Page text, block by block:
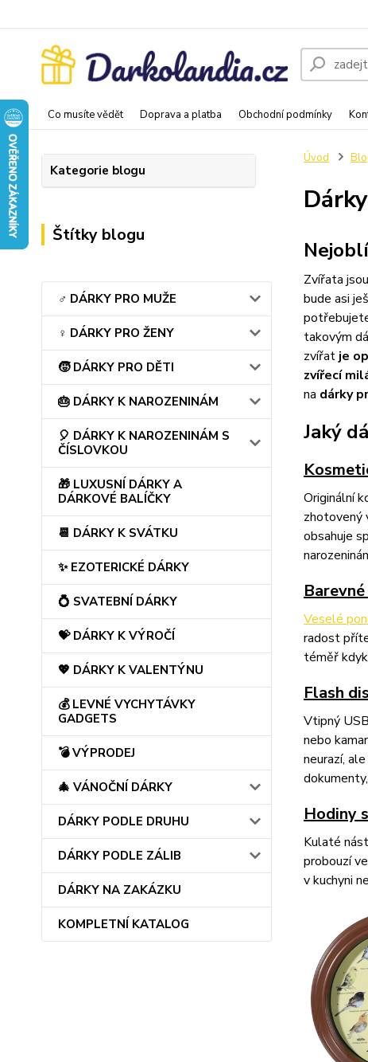
Co musíte vědět Doprava a platba Obchodní podmínky
Kategorie blogu
Štítky blogu
♂️ DÁRKY PRO MUŽE
♀️ DÁRKY PRO ŽENY
🧒 DÁRKY PRO DĚTI
🎂 DÁRKY K NAROZENINÁM
🎈 DÁRKY K NAROZENINÁM S
ČÍSLOVKOU
🎁 LUXUSNÍ DÁRKY A
DÁRKOVÉ BALÍČKY
📆 DÁRKY K SVÁTKU
✨ EZOTERICKÉ DÁRKY
💍 SVATEBNÍ DÁRKY
💝 DÁRKY K VÝROČÍ
💖 DÁRKY K VALENTÝNU
💰 LEVNÉ VYCHYTÁVKY
GADGETS
💣 VÝPRODEJ
🎄 VÁNOČNÍ DÁRKY
DÁRKY PODLE DRUHU
DÁRKY PODLE ZÁLIB
DÁRKY NA ZAKÁZKU
KOMPLETNÍ KATALOG
Úvod
Zvířata
bude asi
takovým
zvířat je
zvířecí
na dárky
Jaký
Originální
zhotovený
obsahuje
Veselé
radost
téměř
Flash
Vtipný
nebo
neurazí,
Hodiny
Kulaté
probouzí
v kuchyni